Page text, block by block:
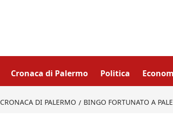
Cronaca di Palermo Politica
CRONACA DI PALERMO BINGO FORTUNATO A